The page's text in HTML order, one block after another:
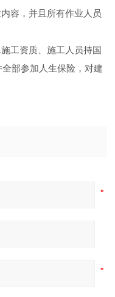
容，并且所有作业人员
工资质、施工人员持国
部参加人生保险，对建